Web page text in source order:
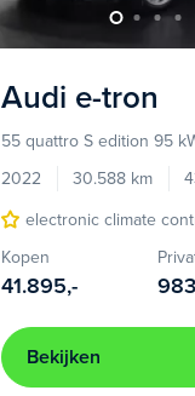
Audi e-tron
55 quattro S edition 95
2022
30.588 km
electronic climate
Kopen
41.895,-
Bekijken